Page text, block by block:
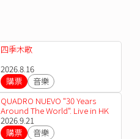
四季木歌
2026.8.16
購票
音樂
QUADRO NUEVO "30 Years
Around The World". Live in HK
2026.9.21
購票
音樂